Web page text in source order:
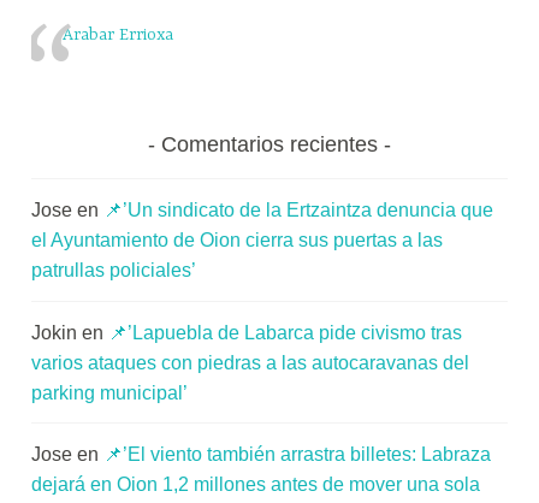
Arabar Errioxa
Comentarios recientes
Jose en 📌’Un sindicato de la Ertzaintza denuncia que
el Ayuntamiento de Oion cierra sus puertas a las
patrullas policiales’
Jokin en 📌’Lapuebla de Labarca pide civismo tras
varios ataques con piedras a las autocaravanas del
parking municipal’
Jose en 📌’El viento también arrastra billetes: Labraza
dejará en Oion 1,2 millones antes de mover una sola